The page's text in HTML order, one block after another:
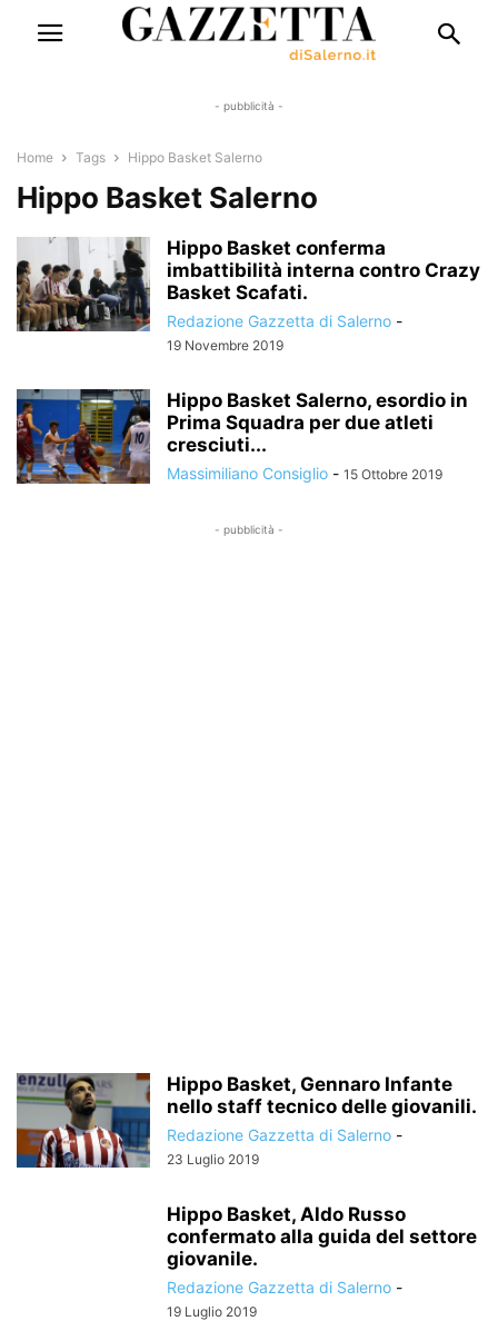
- pubblicità -
Home Tags Hippo Basket Salerno
Hippo Basket Salerno
Hippo Basket conferma
imbattibilità interna contro Crazy
Basket Scafati.
Redazione Gazzetta di Salerno -
19 Novembre 2019
Hippo Basket Salerno, esordio in
Prima Squadra per due atleti
cresciuti...
Massimiliano Consiglio - 15 Ottobre 2019
- pubblicità -
Hippo Basket, Gennaro Infante
nello staff tecnico delle giovanili.
Redazione Gazzetta di Salerno -
23 Luglio 2019
Hippo Basket, Aldo Russo
confermato alla guida del settore
giovanile.
Redazione Gazzetta di Salerno -
19 Luglio 2019